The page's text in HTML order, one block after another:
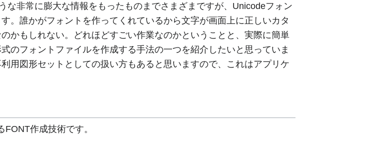
な非常に膨大な情報をもったものまでさまざまですが、Unicodeフォン
。誰かがフォントを作ってくれているから文字が画面上に正しいカタ
かもしれない。どれほどすごい作業なのかということと、実際に簡単
のフォントファイルを作成する手法の一つを紹介したいと思っていま
用図形セットとしての扱い方もあると思いますので、これはアプリケ
FONT作成技術です。